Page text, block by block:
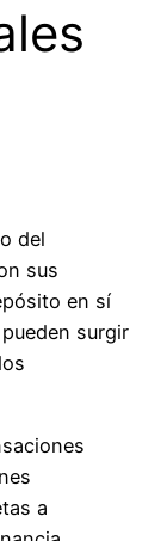
del
sus
en sí
surgir
a